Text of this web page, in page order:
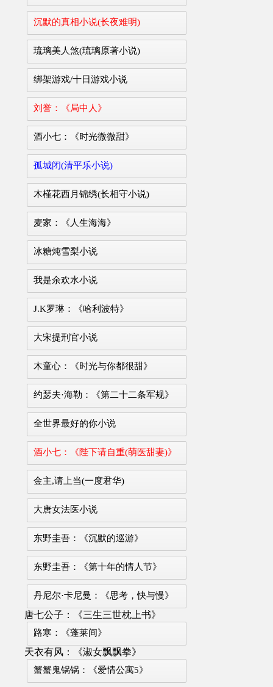
沉默的真相小说(长夜难明)
琉璃美人煞(琉璃原著小说)
绑架游戏/十日游戏小说
刘誉：《局中人》
酒小七：《时光微微甜》
孤城闭(清平乐小说)
木槿花西月锦绣(长相守小说)
麦家：《人生海海》
冰糖炖雪梨小说
我是余欢水小说
J.K罗琳：《哈利波特》
大宋提刑官小说
木童心：《时光与你都很甜》
约瑟夫·海勒：《第二十二条军规》
全世界最好的你小说
酒小七：《陛下请自重(萌医甜妻)》
金主,请上当(一度君华)
大唐女法医小说
东野圭吾：《沉默的巡游》
东野圭吾：《第十年的情人节》
丹尼尔·卡尼曼：《思考，快与慢》
唐七公子：《三生三世枕上书》
路寒：《蓬莱间》
天衣有风：《淑女飘飘拳》
蟹蟹鬼锅锅：《爱情公寓5》